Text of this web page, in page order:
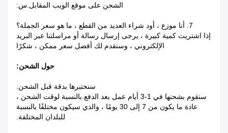
الشحن على موقع الويب المقابل.س:
7. أنا موزع ، أود شراء العديد من القطع ، ما هو سعر الجملة؟
إذا اشتريت كمية كبيرة ، يرجى إرسال رسالة أو مراسلتنا عبر البريد
الإلكتروني ، وسنقدم لك أفضل سعر ممكن ، شكرًا
حول الشحن:
سنختبرها بدقة قبل الشحن.
سنقوم بشحنها في 1-3 أيام عمل بعد الدفع.بالنسبة لوقت الشحن ،
عادة ما يكون من 7 إلى 30 يومًا ، والذي سيكون مختلفًا بالنسبة
للبلدان المختلفة.